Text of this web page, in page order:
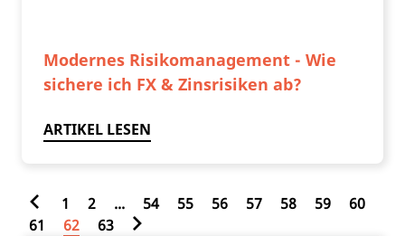
Modernes Risikomanagement - Wie
sichere ich FX & Zinsrisiken ab?
ARTIKEL LESEN
1 2 ... 54 55 56 57 58 59
60
61
62 63